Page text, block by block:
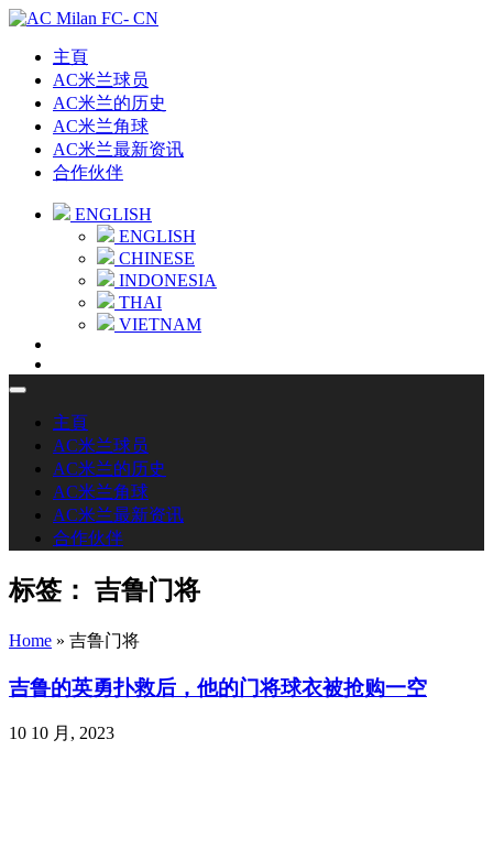
主頁
AC米兰球员
AC米兰的历史
AC米兰角球
AC米兰最新资讯
合作伙伴
ENGLISH
ENGLISH
CHINESE
INDONESIA
THAI
VIETNAM
主頁
AC米兰球员
AC米兰的历史
AC米兰角球
AC米兰最新资讯
合作伙伴
标签： 吉鲁门将
Home » 吉鲁门将
吉鲁的英勇扑救后，他的门将球衣被抢购一空
10 10 月, 2023